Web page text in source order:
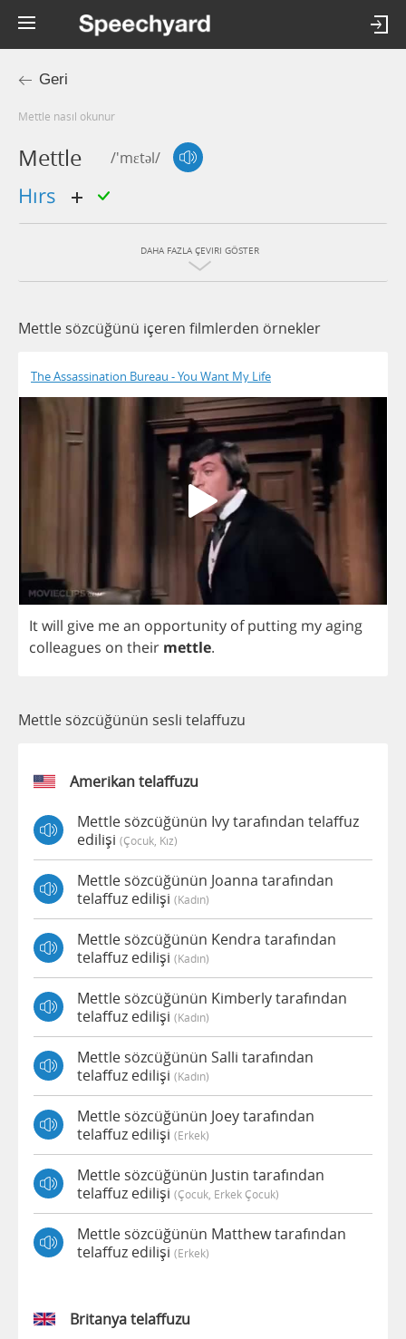
Geri
mettle nasıl okunur
Mettle /'mɛtəl/
hırs
DAHA FAZLA ÇEVIRI GÖSTER
Mettle sözcüğünü içeren filmlerden örnekler
The Assassination Bureau - You Want My Life
Itwill give mean opportunity of putting myaging
colleagues on their mettle.
Mettle sözcüğünün sesli telaffuzu
Amerikan telaffuzu
Mettle sözcüğünün Ivy tarafından telaffuz
edilişi (çocuk, Kız)
Mettle sözcüğünün Joanna tarafından
telaffuz edilişi (kadın)
Mettle sözcüğünün Kendra tarafından
telaffuz edilişi (kadın)
Mettle sözcüğünün Kimberly tarafından
telaffuz edilişi (kadın)
Mettle sözcüğünün Salli tarafından
telaffuz edilişi (kadın)
Mettle sözcüğünün Joey tarafından
telaffuz edilişi (erkek)
Mettle sözcüğünün Justin tarafından
telaffuz edilişi (çocuk, Erkek Çocuk)
Mettle sözcüğünün Matthew tarafından
telaffuz edilişi (erkek)
Britanya telaffuzu